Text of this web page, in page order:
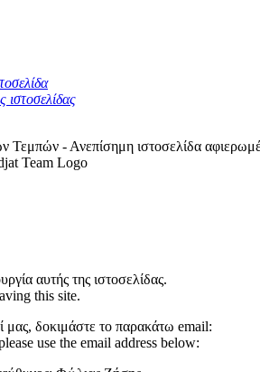
ιστοσελίδας
Τεμπών - Ανεπίσημη ιστοσελίδα
αυτής της ιστοσελίδας.
this site.
μας, δοκιμάστε το παρακάτω email:
use the email address below: